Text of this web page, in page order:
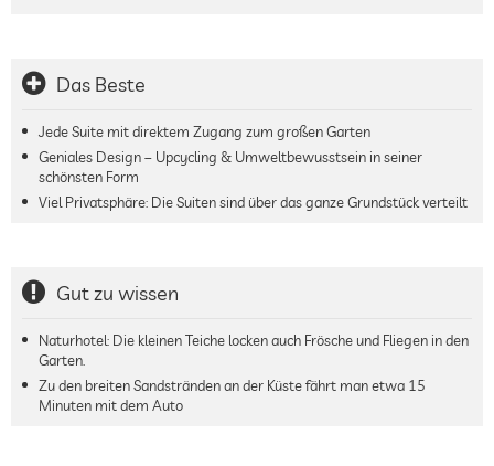
Das Beste
Jede Suite mit direktem Zugang zum großen Garten
Geniales Design – Upcycling & Umweltbewusstsein in seiner
schönsten Form
Viel Privatsphäre: Die Suiten sind über das ganze Grundstück verteilt
Gut zu wissen
Naturhotel: Die kleinen Teiche locken auch Frösche und Fliegen in den
Garten.
Zu den breiten Sandstränden an der Küste fährt man etwa 15
Minuten mit dem Auto